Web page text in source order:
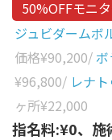
涙袋
眼窩縁（目の下）
ゴルゴライン
鼻
ほうれい線
50%OFFモニ
ジュビダームボ
価格¥90,200/
¥96,800/ レナ
ヶ所¥22,000
指名料:¥0、